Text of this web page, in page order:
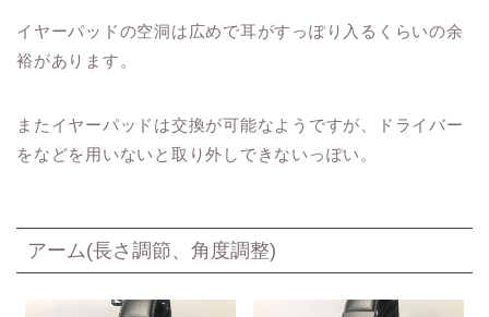
イヤーパッドの空洞は広めで耳がすっぽり入るくらいの余
裕があります。
またイヤーパッドは交換が可能なようですが、ドライバー
をなどを用いないと取り外しできないっぽい。
アーム(長さ調節、角度調整)